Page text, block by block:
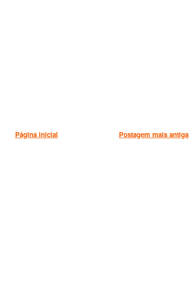
Postagem mais antiga
Página inicial